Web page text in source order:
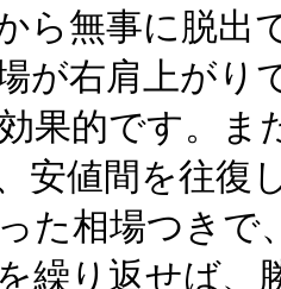
ら無事に脱
が右肩上がり
果的です。ま
安値間を往復
た相場つき
繰り返せば